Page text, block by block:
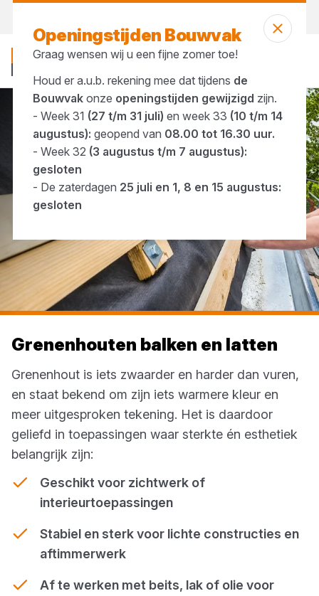
... Grenenhouten balken en latten
Grenenhouten balken en latten
Grenenhout is iets zwaarder en harder dan vuren,
en staat bekend om zijn iets warmere kleur en
meer uitgesproken tekening. Het is daardoor
geliefd in toepassingen waar sterkte én esthetiek
belangrijk zijn:
Geschikt voor zichtwerk of
interieurtoepassingen
Stabiel en sterk voor lichte constructies en
aftimmerwerk
Af te werken met beits, lak of olie voor
Openingstijden Bouwvak
Graag wensen wij u een fijne zomer toe!
Houd er a.u.b. rekening mee dat tijdens de
Bouwvakonze openingstijden gewijzigd zijn.
- Week 31 (27 t/m 31 juli) en week 33 (10 t/m 14
augustus): geopend van 08.00 tot 16.30 uur.
- Week 32 (3 augustus t/m 7 augustus):
gesloten
- De zaterdagen 25 juli en 1, 8 en 15 augustus:
gesloten